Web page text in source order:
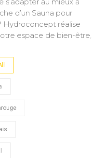
d’un Sauna pour
Hydroconcept réalise
espace de bien-être,